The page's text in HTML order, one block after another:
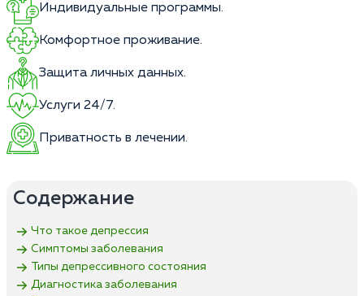
Индивидуальные программы.
Комфортное проживание.
Защита личных данных.
Услуги 24/7.
Приватность в лечении.
Содержание
Что такое депрессия
Симптомы заболевания
Типы депрессивного состояния
Диагностика заболевания